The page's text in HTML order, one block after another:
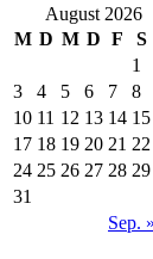
August 2026
M D M D F S
Sep. »
1
3
4 5 6 7 8
10 11 12 13 14 15
17 18 19 20 21 22
24 25 26 27 28 29
31